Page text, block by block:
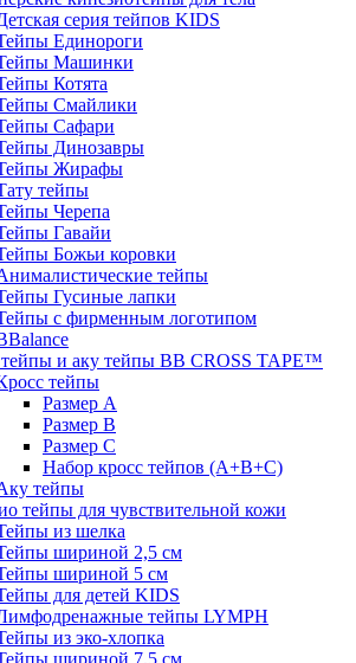
серия тейпов KIDS
Единороги
Машинки
Котята
Смайлики
Сафари
Динозавры
Жирафы
тейпы
Черепа
Гавайи
Божьи коровки
тейпы
Гусиные лапки
с фирменным логотипом
и аку тейпы BB CROSS TAPE™
тейпы
Размер А
Размер B
Размер С
Набор кросс тейпов (А+B+C)
тейпы
тейпы для чувствительной кожи
из шелка
шириной 2,5 см
шириной 5 см
для детей KIDS
тейпы LYMPH
из эко-хлопка
шириной 7,5 см